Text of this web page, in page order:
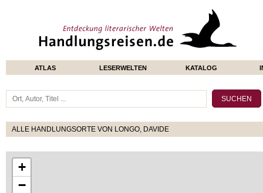
ATLAS LESERWELTEN KATALOG
ALLE HANDLUNGSORTE VON LONGO, DAVIDE
+
−